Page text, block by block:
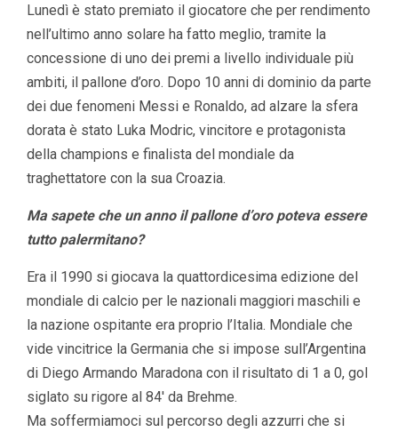
Lunedì è stato premiato il giocatore che per rendimento
nell’ultimo anno solare ha fatto meglio, tramite la
concessione di uno dei premi a livello individuale più
ambiti, il pallone d’oro. Dopo 10 anni di dominio da parte
dei due fenomeni Messi e Ronaldo, ad alzare la sfera
dorata è stato Luka Modric, vincitore e protagonista
della champions e finalista del mondiale da
traghettatore con la sua Croazia.
Ma sapete che un anno il pallone d’oro poteva essere
tutto palermitano?
Era il 1990 si giocava la quattordicesima edizione del
mondiale di calcio per le nazionali maggiori maschili e
la nazione ospitante era proprio l’Italia. Mondiale che
vide vincitrice la Germania che si impose sull’Argentina
di Diego Armando Maradona con il risultato di 1 a 0, gol
siglato su rigore al 84′ da Brehme.
Ma soffermiamoci sul percorso degli azzurri che si